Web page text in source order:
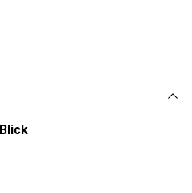
Metern bietet es ausreichend
Drähten mit einem
eine zuverlässige
Das Kabel ist mit einer
für Langlebigkeit und
sichere Stromversorgung